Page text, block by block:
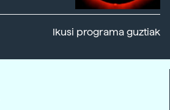
Ikusi programa guztiak